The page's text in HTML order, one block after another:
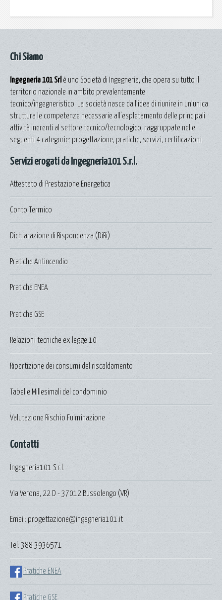
Servizi erogati da Ingegneria101 S.r.l.
Attestato di Prestazione Energetica
Conto Termico
Dichiarazione di Rispondenza (DiRi)
Pratiche Antincendio
Pratiche ENEA
Pratiche GSE
Relazioni tecniche ex legge 10
Ripartizione dei consumi del riscaldamento
Tabelle Millesimali del condominio
Valutazione Rischio Fulminazione
Contatti
Ingegneria101 S.r.l.
Via Verona, 22 D - 37012 Bussolengo (VR)
Email: progettazione@ingegneria101.it
Tel: 388 3936571
Pratiche ENEA
Pratiche GSE
Chi Siamo
Ingegneria 101 Srl è uno Società di Ingegneria, che opera su tutto il
territorio nazionale in ambito prevalentemente
tecnico/ingegneristico. La società nasce dall’idea di riunire in un’unica
struttura le competenze necessarie all’espletamento delle principali
attività inerenti al settore tecnico/tecnologico, raggruppate nelle
seguenti 4 categorie: progettazione, pratiche, servizi, certificazioni.